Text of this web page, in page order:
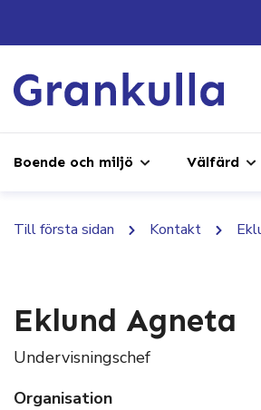
Boende och miljö Välfärd
Till första sidan Kontakt
Eklund Agneta
Undervisningschef
Organisation